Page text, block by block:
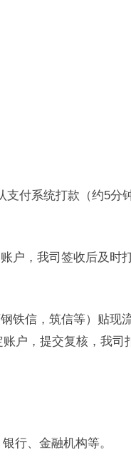
付系统打款（约5分
户，我司签收后及时
铁信，筑信等）贴现
户，提交复核，我司
行、金融机构等。